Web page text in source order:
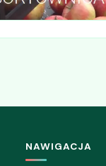
NAWIGACJA